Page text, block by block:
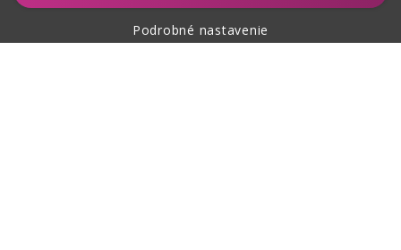
Podrobné nastavenie